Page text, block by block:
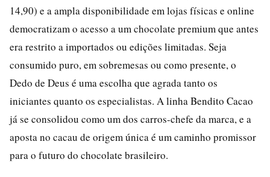
14,90) e a ampla disponibilidade em lojas físicas e online
democratizam o acesso a um chocolate premium que antes
era restrito a importados ou edições limitadas. Seja
consumido puro, em sobremesas ou como presente, o
Dedo de Deus é uma escolha que agrada tanto os
iniciantes quanto os especialistas. A linha Bendito Cacao
já se consolidou como um dos carros-chefe da marca, e a
aposta no cacau de origem única é um caminho promissor
para o futuro do chocolate brasileiro.